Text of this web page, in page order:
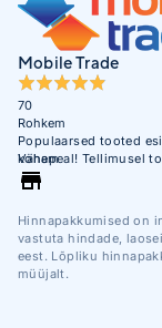
Mobile Trade
70
Rohkem
Populaarsed tooted
kohapeal! Tellimusel
saabuvad esindusse 1-5
tööpäevaga!
Vähem
Hinnapakkumised on
vastuta hindade,
eest. Lõpliku
müüjalt.